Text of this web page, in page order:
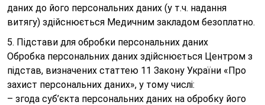
даних до його персональних даних (у т.ч. надання
витягу) здійснюється Медичним закладом безоплатно.
5. Підстави для обробки персональних даних
Обробка персональних даних здійснюється Центром з
підстав, визначених статтею 11 Закону України «Про
захист персональних даних», у тому числі:
– згода суб’єкта персональних даних на обробку його